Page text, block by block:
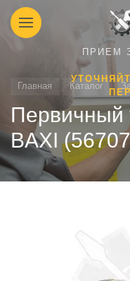
ПРИЕМ
Главная Каталог
Первичный
BAXI